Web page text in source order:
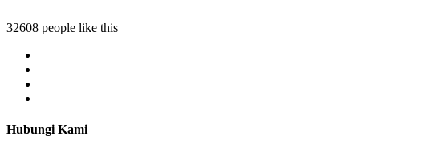
32608 people like this
Hubungi Kami